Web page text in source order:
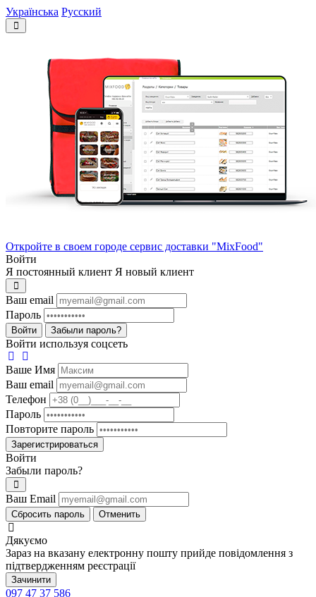
Українська Русский
Откройте в своем городе сервис доставки "MixFood"
Войти
Я постоянный клиент Я новый клиент
Ваш email
Пароль
Войти Забыли пароль?
Войти используя соцсеть
Ваше Имя
Ваш email
Телефон
Пароль
Повторите пароль
Зарегистрироваться
Войти
Забыли пароль?
Ваш Email
Сбросить пароль Отменить
Дякуємо
Зараз на вказану електронну пошту прийде повідомлення з
підтвердженням реєстрації
Зачинити
097 47 37 586